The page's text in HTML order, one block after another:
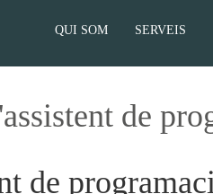
QUI SOM SERVEIS
de
de